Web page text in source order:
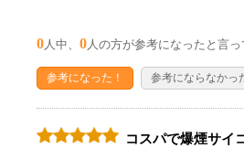
0人中、 0人の方が参考になったと言っ
参考になった！ 参考にならなかっ
コスパで爆煙サイ